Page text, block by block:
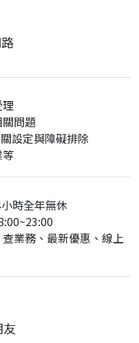
問題
設定與障礙排除
時全年無休
業務、最新優惠、線上